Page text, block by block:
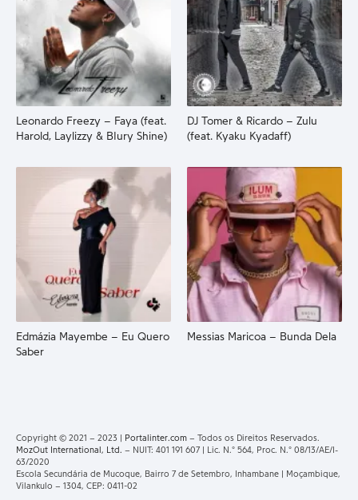
Leonardo Freezy – Faya (feat.
Harold, Laylizzy & BIury Shine)
DJ Tomer & Ricardo – Zulu
(feat. Kyaku Kyadaff)
Edmázia Mayembe – Eu Quero
Saber
Messias Maricoa – Bunda Dela
Copyright © 2021 – 2023 | Portalinter.com – Todos os Direitos Reservados.
MozOut International, Ltd. – NUIT: 401 191 607 | Lic. N.° 564, Proc. N.° 08/13/AE/I-
63/2020
Escola Secundária de Mucoque, Bairro 7 de Setembro, Inhambane | Moçambique,
Vilankulo – 1304, CEP: 0411-02